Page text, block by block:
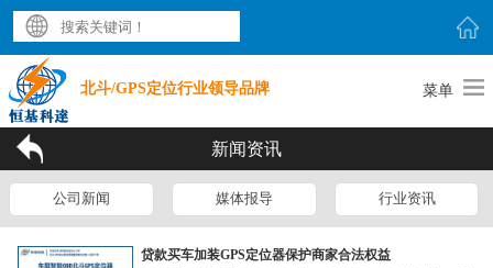
北斗/GPS定位行业领导品牌 菜单
新闻资讯
公司新闻 媒体报导 行业资讯
贷款买车加装GPS定位器保护商家合法权益